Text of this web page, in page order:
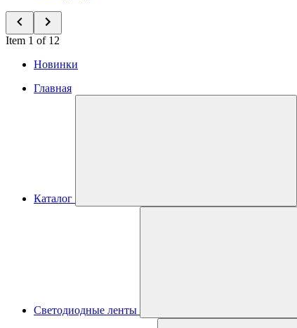
Item 1 of 12
Новинки
Главная
Каталог
Светодиодные ленты